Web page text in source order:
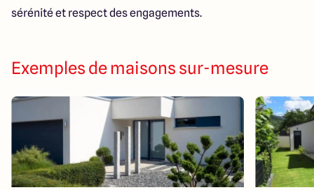
sérénité et respect des engagements.
Exemples de maisons sur-mesure